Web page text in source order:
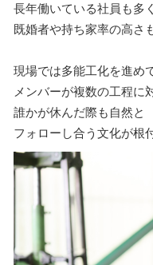
長年働いている社員も多く
既婚者や持ち家率の高さ
現場では多能工化を進め
メンバーが複数の工程に
誰かが休んだ際も自然と
フォローし合う文化が根